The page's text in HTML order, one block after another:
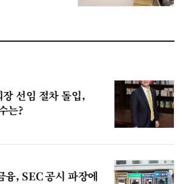
선임 절차 돌입,
는?
융, SEC 공시 파장에